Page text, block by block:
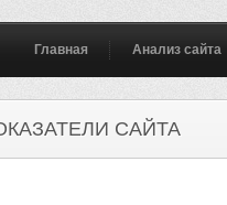
Главная Анализ сайта
САЙТА